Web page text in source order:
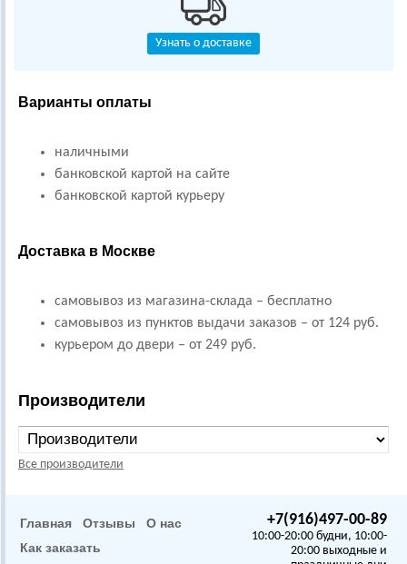
Узнать о доставке
Варианты оплаты
наличными
банковской картой на сайте
банковской картой курьеру
Доставка в Москве
самовывоз из магазина-склада – бесплатно
самовывоз из пунктов выдачи заказов – от 124 руб.
курьером до двери – от 249 руб.
Производители
Все производители
+7(916)497-00-89
10:00-20:00 будни, 10:00-
20:00 выходные и
Главная Отзывы
О нас
Как заказать